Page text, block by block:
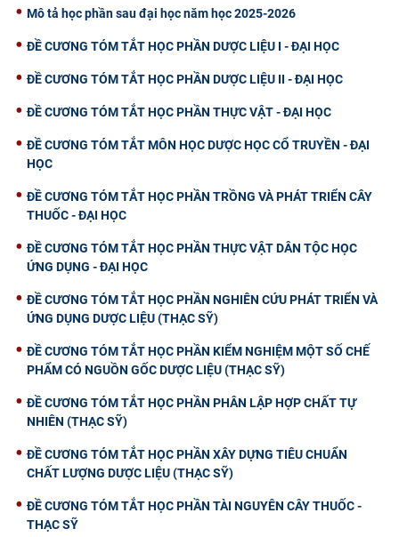
Mô tả học phần sau đại học năm học 2025-2026
ĐỀ CƯƠNG TÓM TẮT HỌC PHẦN DƯỢC LIỆU I - ĐẠI HỌC
ĐỀ CƯƠNG TÓM TẮT HỌC PHẦN DƯỢC LIỆU II - ĐẠI HỌC
ĐỀ CƯƠNG TÓM TẮT HỌC PHẦN THỰC VẬT - ĐẠI HỌC
ĐỀ CƯƠNG TÓM TẮT MÔN HỌC DƯỢC HỌC CỔ TRUYỀN - ĐẠI
HỌC
ĐỀ CƯƠNG TÓM TẮT HỌC PHẦN TRỒNG VÀ PHÁT TRIỂN CÂY
THUỐC - ĐẠI HỌC
ĐỀ CƯƠNG TÓM TẮT HỌC PHẦN THỰC VẬT DÂN TỘC HỌC
ỨNG DỤNG - ĐẠI HỌC
ĐỀ CƯƠNG TÓM TẮT HỌC PHẦN NGHIÊN CỨU PHÁT TRIỂN VÀ
ỨNG DỤNG DƯỢC LIỆU (THẠC SỸ)
ĐỀ CƯƠNG TÓM TẮT HỌC PHẦN KIỂM NGHIỆM MỘT SỐ CHẾ
PHẨM CÓ NGUỒN GỐC DƯỢC LIỆU (THẠC SỸ)
ĐỀ CƯƠNG TÓM TẮT HỌC PHẦN PHÂN LẬP HỢP CHẤT TỰ
NHIÊN (THẠC SỸ)
ĐỀ CƯƠNG TÓM TẮT HỌC PHẦN XÂY DỰNG TIÊU CHUẨN
CHẤT LƯỢNG DƯỢC LIỆU (THẠC SỸ)
ĐỀ CƯƠNG TÓM TẮT HỌC PHẦN TÀI NGUYÊN CÂY THUỐC -
THẠC SỸ